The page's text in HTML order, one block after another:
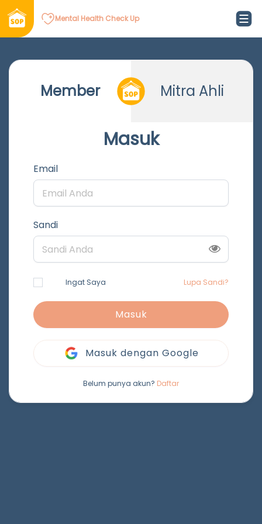
Mental Health Check Up
Member Mitra Ahli
Masuk
Email
Sandi
Ingat Saya Lupa Sandi?
Masuk
Masuk dengan Google
Belum punya akun? Daftar